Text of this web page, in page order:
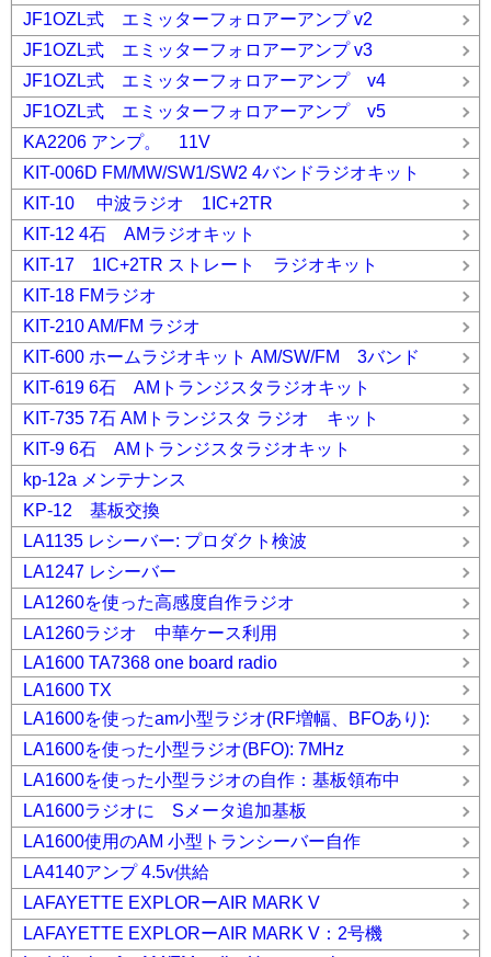
JF1OZL式 エミッターフォロアーアンプ v2
JF1OZL式 エミッターフォロアーアンプ v3
JF1OZL式 エミッターフォロアーアンプ v4
JF1OZL式 エミッターフォロアーアンプ v5
KA2206 アンプ。 11V
KIT-006D FM/MW/SW1/SW2 4バンドラジオキット
KIT-10 中波ラジオ 1IC+2TR
KIT-12 4石 AMラジオキット
KIT-17 1IC+2TR ストレート ラジオキット
KIT-18 FMラジオ
KIT-210 AM/FM ラジオ
KIT-600 ホームラジオキット AM/SW/FM 3バンド
KIT-619 6石 AMトランジスタラジオキット
KIT-735 7石 AMトランジスタ ラジオ キット
KIT-9 6石 AMトランジスタラジオキット
kp-12a メンテナンス
KP-12 基板交換
LA1135 レシーバー: プロダクト検波
LA1247 レシーバー
LA1260を使った高感度自作ラジオ
LA1260ラジオ 中華ケース利用
LA1600 TA7368 one board radio
LA1600 TX
LA1600を使ったam小型ラジオ(RF増幅、BFOあり):
LA1600を使った小型ラジオ(BFO): 7MHz
LA1600を使った小型ラジオの自作：基板領布中
LA1600ラジオに Sメータ追加基板
LA1600使用のAM 小型トランシーバー自作
LA4140アンプ 4.5v供給
LAFAYETTE EXPLORーAIR MARK V
LAFAYETTE EXPLORーAIR MARK V：2号機